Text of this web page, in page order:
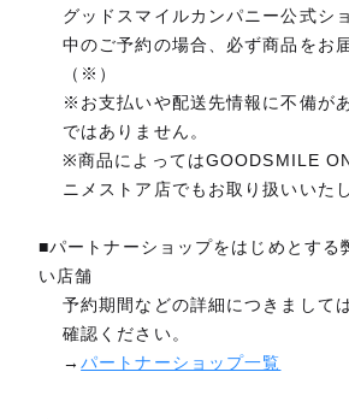
グッドスマイルカンパニー公式シ
中のご予約の場合、必ず商品をお
（※）
※お支払いや配送先情報に不備が
ではありません。
※商品によってはGOODSMILE
ニメストア店でもお取り扱いいた
■パートナーショップをはじめとする
い店舗
予約期間などの詳細につきまして
確認ください。
→パートナーショップ一覧